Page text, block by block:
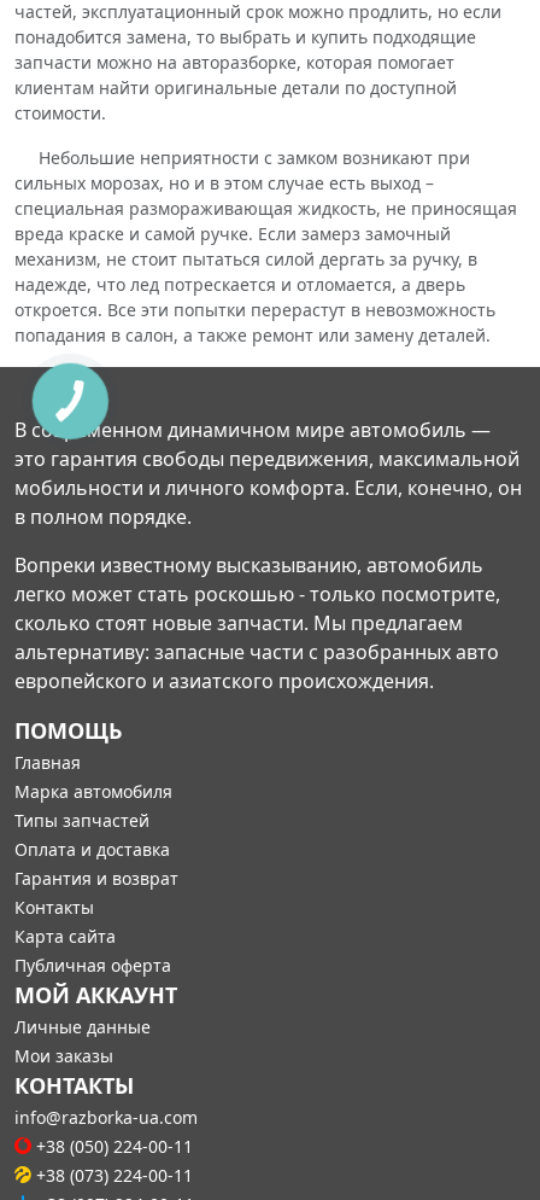
частей, эксплуатационный срок можно продлить, но если
понадобится замена, то выбрать и купить подходящие
запчасти можно на авторазборке, которая помогает
клиентам найти оригинальные детали по доступной
стоимости.
Небольшие неприятности с замком возникают при
сильных морозах, но и в этом случае есть выход –
специальная размораживающая жидкость, не приносящая
вреда краске и самой ручке. Если замерз замочный
механизм, не стоит пытаться силой дергать за ручку, в
надежде, что лед потрескается и отломается, а дверь
откроется. Все эти попытки перерастут в невозможность
попадания в салон, а также ремонт или замену деталей.
В современном динамичном мире автомобиль —
это гарантия свободы передвижения, максимальной
мобильности и личного комфорта. Если, конечно, он
в полном порядке.
Вопреки известному высказыванию, автомобиль
легко может стать роскошью - только посмотрите,
сколько стоят новые запчасти. Мы предлагаем
альтернативу: запасные части с разобранных авто
европейского и азиатского происхождения.
ПОМОЩЬ
Главная
Марка автомобиля
Типы запчастей
Оплата и доставка
Гарантия и возврат
Контакты
Карта сайта
Публичная оферта
МОЙ АККАУНТ
Личные данные
Мои заказы
КОНТАКТЫ
info@razborka-ua.com
+38 (050) 224-00-11
+38 (073) 224-00-11